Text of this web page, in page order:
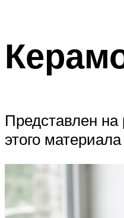
Представлен
этого